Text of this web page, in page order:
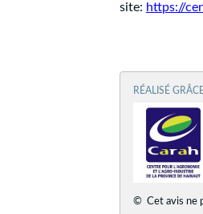
site: https://
RÉALISÉ
© Cet avis ne